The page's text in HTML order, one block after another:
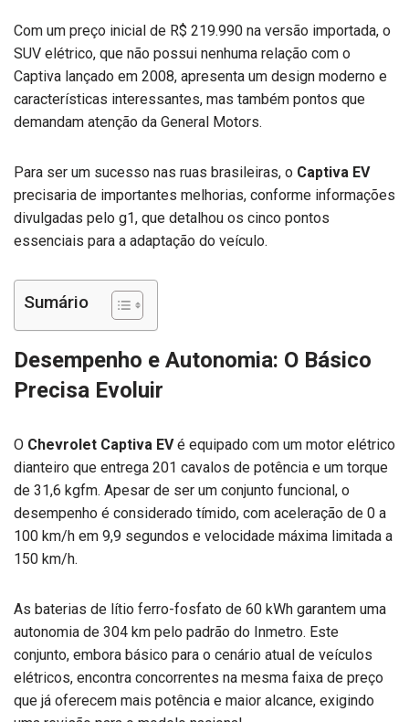
Com um preço inicial de R$ 219.990 na versão importada, o
SUV elétrico, que não possui nenhuma relação com o
Captiva lançado em 2008, apresenta um design moderno e
características interessantes, mas também pontos que
demandam atenção da General Motors.
Para ser um sucesso nas ruas brasileiras, o Captiva EV
precisaria de importantes melhorias, conforme informações
divulgadas pelo g1, que detalhou os cinco pontos
essenciais para a adaptação do veículo.
Sumário
Desempenho e Autonomia: O Básico
Precisa Evoluir
O Chevrolet Captiva EVé equipado com um motor elétrico
dianteiro que entrega 201 cavalos de potência e um torque
de 31,6 kgfm. Apesar de ser um conjunto funcional, o
desempenho é considerado tímido, com aceleração de 0 a
100 km/h em 9,9 segundos e velocidade máxima limitada a
150 km/h.
As baterias de lítio ferro-fosfato de 60 kWh garantem uma
autonomia de 304 km pelo padrão do Inmetro. Este
conjunto, embora básico para o cenário atual de veículos
elétricos, encontra concorrentes na mesma faixa de preço
que já oferecem mais potência e maior alcance, exigindo